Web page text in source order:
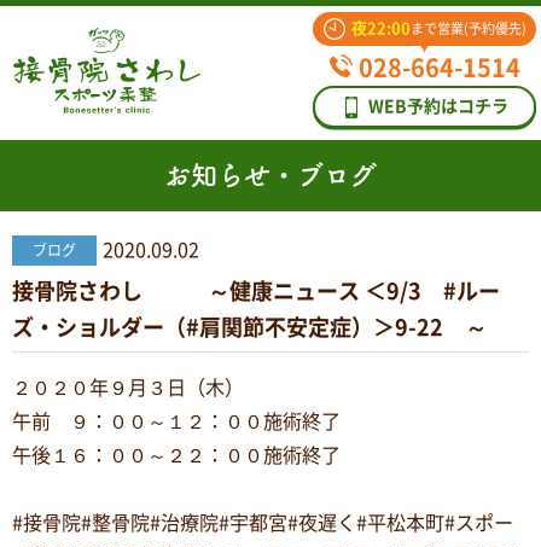
夜22:00 まで営業(予約優先)
028-664-1514
WEB予約はコチラ
お知らせ・ブログ
ブログ 2020.09.02
接骨院さわし ～健康ニュース ＜9/3 #ルー
ズ・ショルダー（#肩関節不安定症）＞9-22 ～
２０２０年９月３日（木）
午前 ９：００～１２：００施術終了
午後１６：００～２２：００施術終了
#接骨院#整骨院#治療院#宇都宮#夜遅く#平松本町#スポー